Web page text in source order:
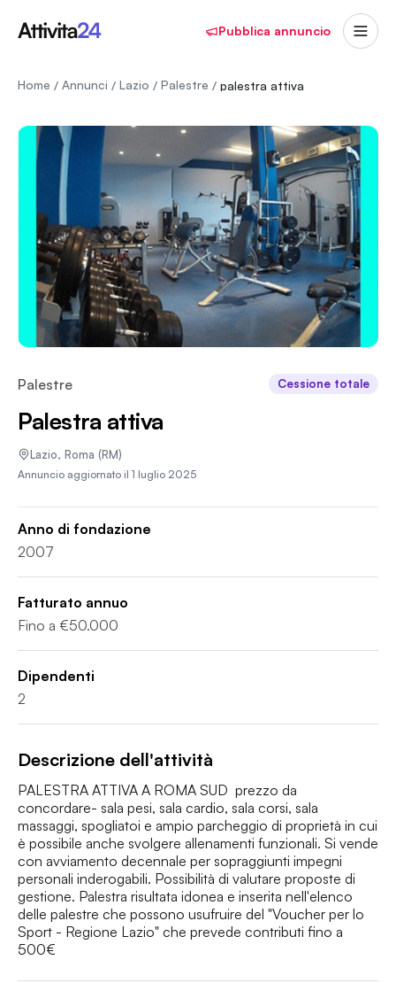
Pubblica annuncio
Home / Annunci / Lazio / Palestre / palestra attiva
Palestre Cessione totale
Palestra attiva
Lazio, Roma (RM)
Annuncio aggiornato il 1 luglio 2025
Anno di fondazione
2007
Fatturato annuo
Fino a €50.000
Dipendenti
2
Descrizione dell'attività
PALESTRA ATTIVA A ROMA SUD  prezzo da
concordare- sala pesi, sala cardio, sala corsi, sala
massaggi, spogliatoi e ampio parcheggio di proprietà in cui
è possibile anche svolgere allenamenti funzionali. Si vende
con avviamento decennale per sopraggiunti impegni
personali inderogabili. Possibilità di valutare proposte di
gestione. Palestra risultata idonea e inserita nell'elenco
delle palestre che possono usufruire del "Voucher per lo
Sport - Regione Lazio" che prevede contributi fino a
500€